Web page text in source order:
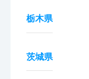
栃木県
茨城県